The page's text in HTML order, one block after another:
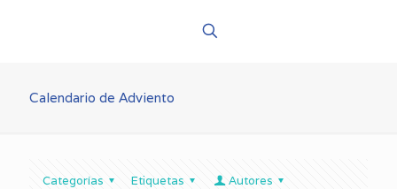
Calendario de Adviento
Categorías Etiquetas
Autores